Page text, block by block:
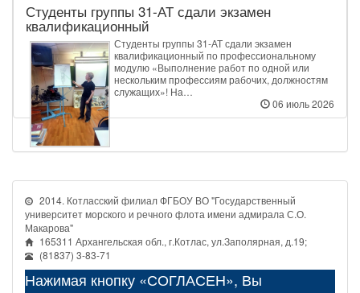
Студенты группы 31‑АТ сдали экзамен
квалификационный
Студенты группы 31‑АТ сдали экзамен
квалификационный по профессиональному
модулю «Выполнение работ по одной или
нескольким профессиям рабочих, должностям
служащих»! На…
06 июль 2026
2014. Котласский филиал ФГБОУ ВО "Государственный
университет морского и речного флота имени адмирала С.О.
Макарова"
165311 Архангельская обл., г.Котлас, ул.Заполярная, д.19;
(81837) 3-83-71
Нажимая кнопку «СОГЛАСЕН», Вы